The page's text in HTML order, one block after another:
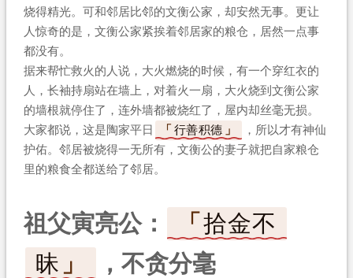
烧得精光。可和邻居比邻的文衡公家，却安然无事。更让
人惊奇的是，文衡公家紧挨着邻居家的粮仓，居然一点事
都没有。
据来帮忙救火的人说，大火燃烧的时候，有一个穿红衣的
人，长袖持扇站在墙上，对着火一扇，大火烧到文衡公家
的墙根就停住了，连外墙都被烧红了，屋内却丝毫无损。
大家都说，这是陶家平日
行善积德
，所以才有神仙
护佑。邻居被烧得一无所有，文衡公的妻子就把自家粮仓
里的粮食全都送给了邻居。
祖父寅亮公：
拾金不
昧
，不贪分毫